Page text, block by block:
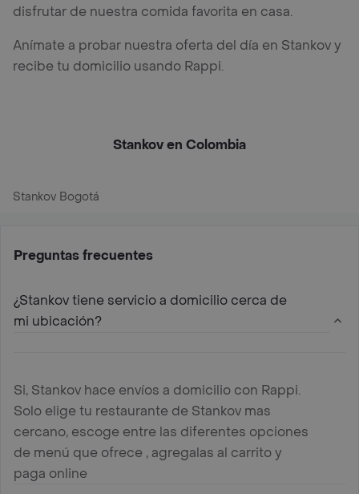
disfrutar de nuestra comida favorita en casa.
Anímate a probar nuestra oferta del día en Stankov y
recibe tu domicilio usando Rappi.
Stankov en Colombia
Stankov Bogotá
Preguntas frecuentes
¿Stankov tiene servicio a domicilio cerca de
mi ubicación?
Si, Stankov hace envíos a domicilio con Rappi.
Solo elige tu restaurante de Stankov mas
cercano, escoge entre las diferentes opciones
de menú que ofrece , agregalas al carrito y
paga online